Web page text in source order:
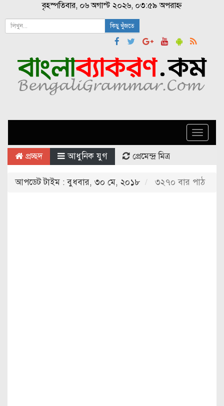
বৃহস্পতিবার, ০৬ অগাস্ট ২০২৬, ০৩:৫৯ অপরাহ্ন
কিছু খুঁজতে
Toggle
প্রচ্ছদ
আধুনিক যুগ প্রেমেন্দ্র মিত্র
আপডেট টাইম : বুধবার, ৩০ মে, ২০১৮ ৩২৭০ বার পাঠ